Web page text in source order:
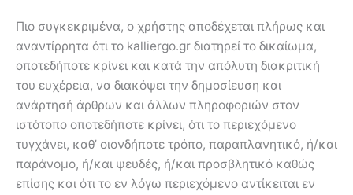
Πιο συγκεκριμένα, ο χρήστης αποδέχεται πλήρως και
αναντίρρητα ότι το kalliergo.gr διατηρεί το δικαίωμα,
οποτεδήποτε κρίνει και κατά την απόλυτη διακριτική
του ευχέρεια, να διακόψει την δημοσίευση και
ανάρτησή άρθρων και άλλων πληροφοριών στον
ιστότοπο οποτεδήποτε κρίνει, ότι το περιεχόμενο
τυγχάνει, καθ’ οιονδήποτε τρόπο, παραπλανητικό, ή/και
παράνομο, ή/και ψευδές, ή/και προσβλητικό καθώς
επίσης και ότι το εν λόγω περιεχόμενο αντίκειται εν